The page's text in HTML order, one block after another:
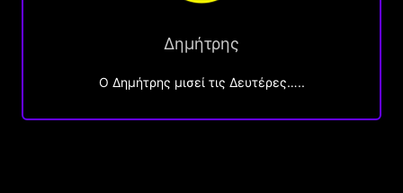
Δημήτρης
O Δημήτρης μισεί τις Δευτέρες…..